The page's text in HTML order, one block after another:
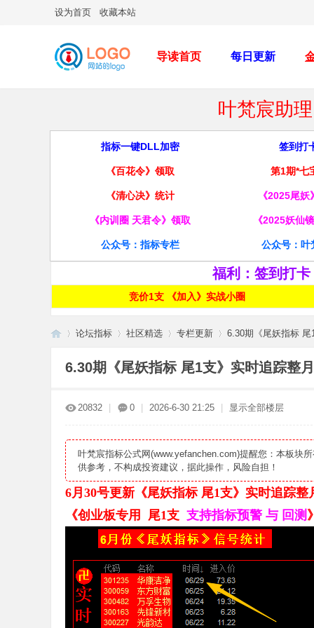
设为首页 收藏本站
导读首页 每日更新
叶梵宸助
指标一键DLL加密 签到打
《百花令》领取 第1期*七
《清心决》统计 《2025尾妖
《内训圈 天君令》领取 《2025妖仙
公众号：指标专栏 公众号：叶
福利：签到打
竞价1支 《加入》实战小圈
论坛指标 社区精选 专栏更新 6.30期《尾妖指标
6.30期《尾妖指标 尾1支》实时追踪整
20832 0 2026-6-30 21:25 显示全部楼层
叶梵宸指标公式网(www.yefanchen.com)提醒您：本板块
供参考，不构成投资建议，据此操作，风险自担！
6月30号更新《尾妖指标 尾1支》实时追踪整
《创业板专用 尾1支 支持指标预警 与 回测